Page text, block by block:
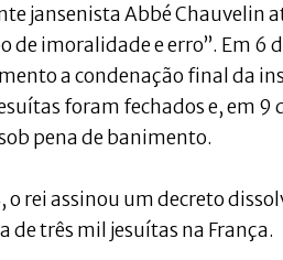
jansenista Abbé Chauvelin
de imoralidade e erro”. Em 6
a condenação final da
foram fechados e, em
pena de banimento.
rei assinou um decreto
de três mil jesuítas na França.